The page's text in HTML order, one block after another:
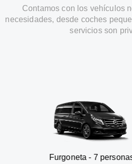
Contamos con los vehículos
necesidades, desde coches
servicios son
Furgoneta - 7 personas